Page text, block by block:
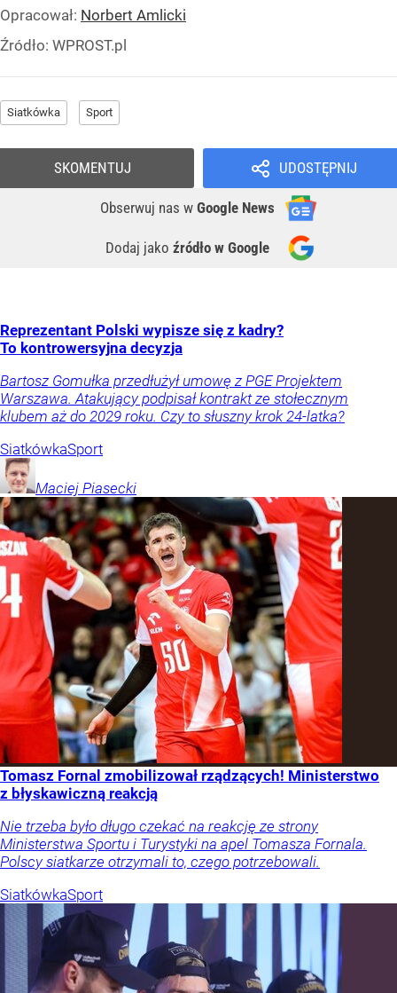
Opracował: Norbert Amlicki
Źródło: WPROST.pl
Siatkówka Sport
UDOSTĘPNIJ
Obserwuj nas w Google News
Dodaj jako źródło w Google
SKOMENTUJ
Reprezentant Polski wypisze się z kadry?
To kontrowersyjna decyzja
Bartosz Gomułka przedłużył umowę z PGE Projektem
Warszawa. Atakujący podpisał kontrakt ze stołecznym
klubem aż do 2029 roku. Czy to słuszny krok 24-latka?
SiatkówkaSport
Maciej Piasecki
Tomasz Fornal zmobilizował rządzących! Ministerstwo
z błyskawiczną reakcją
Nie trzeba było długo czekać na reakcję ze strony
Ministerstwa Sportu i Turystyki na apel Tomasza Fornala.
Polscy siatkarze otrzymali to, czego potrzebowali.
SiatkówkaSport